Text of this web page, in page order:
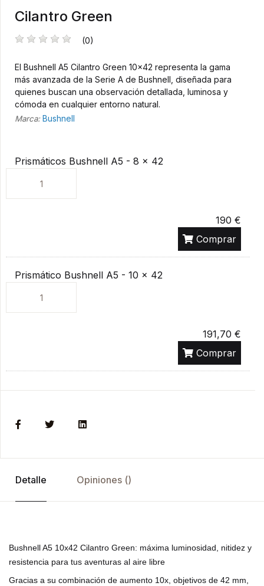
Cilantro Green
(0)
El Bushnell A5 Cilantro Green 10x42 representa la gama
más avanzada de la Serie A de Bushnell, diseñada para
quienes buscan una observación detallada, luminosa y
cómoda en cualquier entorno natural.
Marca: Bushnell
Prismáticos Bushnell A5 - 8 x 42
Unidades
190 €
Comprar
Prismático Bushnell A5 - 10 x 42
Unidades
191,70 €
Comprar
Detalle Opiniones ()
Bushnell A5 10x42 Cilantro Green: máxima luminosidad, nitidez y
resistencia para tus aventuras al aire libre
Gracias a su combinación de aumento 10x, objetivos de 42 mm,